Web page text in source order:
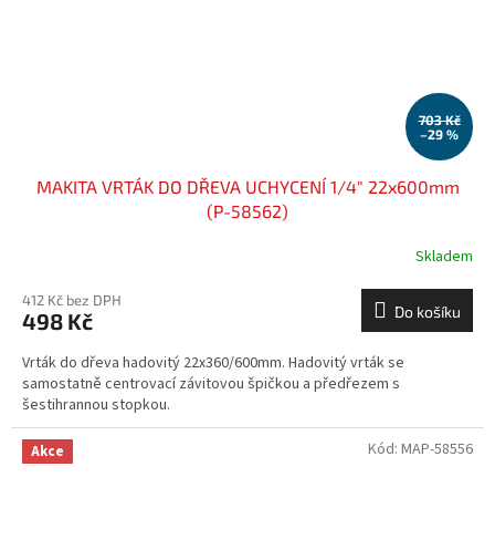
703 Kč
–29 %
MAKITA VRTÁK DO DŘEVA UCHYCENÍ 1/4" 22x600mm
(P-58562)
Skladem
412 Kč bez DPH
498 Kč Do košíku
Vrták do dřeva hadovitý 22x360/600mm. Hadovitý vrták se
samostatně centrovací závitovou špičkou a předřezem s
šestihrannou stopkou.
Akce Kód: MAP-58556